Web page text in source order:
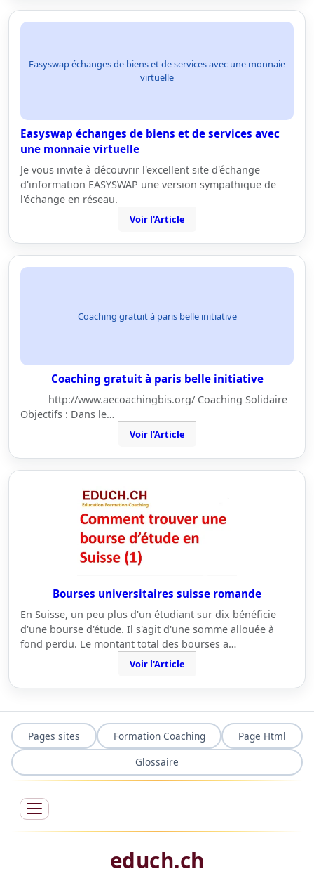
Easyswap échanges de biens et de services avec une monnaie
virtuelle
Easyswap échanges de biens et de services avec
une monnaie virtuelle
Je vous invite à découvrir l'excellent site d'échange
d'information EASYSWAP une version sympathique de
l'échange en réseau.
Voir l'Article
Coaching gratuit à paris belle initiative
Coaching gratuit à paris belle initiative
http://www.aecoachingbis.org/ Coaching Solidaire
Objectifs : Dans le…
Voir l'Article
Bourses universitaires suisse romande
En Suisse, un peu plus d'un étudiant sur dix bénéficie
d'une bourse d'étude. Il s'agit d'une somme allouée à
fond perdu. Le montant total des bourses a…
Voir l'Article
Pages sites Formation Coaching
Page Html
Glossaire
educh.ch